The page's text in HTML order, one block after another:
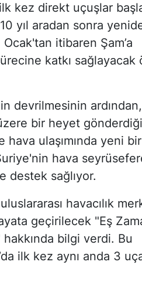
kez direkt uçuşlar
yıl aradan sonra
Ocak'tan itibaren Şam’a
katkı sağlayacak
devrilmesinin
bir heyet
hava ulaşımında yeni bir
hava
destek sağlıyor.
havacılık
geçirilecek "Eş
hakkında bilgi verdi. Bu
ilk kez aynı anda 3